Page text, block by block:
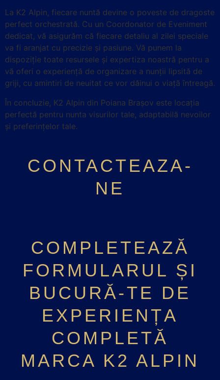
La K2 Alpin, fiecare nuntă devine o poveste de dragoste
perfect orchestrată. Cu un Coordonator de Eveniment
dedicat, vă asigurăm că fiecare detaliu al zilei speciale
va fi aranjat cu precizie și pasiune. Vă punem la
dispoziție toate resursele și expertiza noastră pentru a
vă oferi o experiență de organizare a nunții lipsită de
griji, cu amintiri de neuitat ce vor dăinui o viață întreagă.
În concluzie, K2 Alpin din Poiana Brașov este locația
perfectă pentru nunta visurilor tale, adaptabilă nevoilor
și preferințelor tale.
CONTACTEAZA-
NE
COMPLETEAZĂ
FORMULARUL ȘI
BUCURĂ-TE DE
EXPERIENȚA
COMPLETĂ
MARCA K2 ALPIN